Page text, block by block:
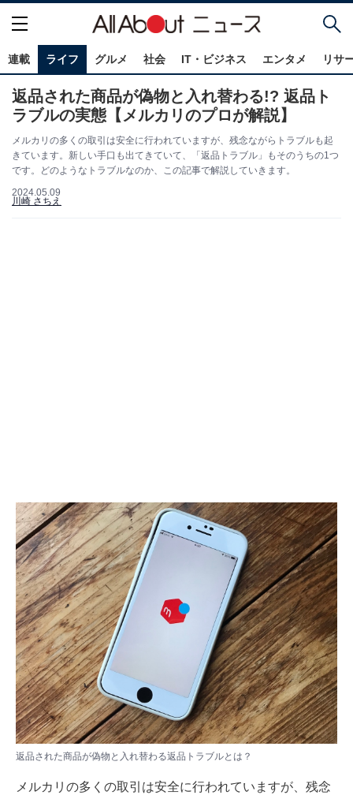
連載 ライフ グルメ 社会 IT・ビジネス エンタメ リサ
返品された商品が偽物と入れ替わる!? 返品ト
ラブルの実態【メルカリのプロが解説】
メルカリの多くの取引は安全に行われていますが、残念ながらトラブルも起
きています。新しい手口も出てきていて、「返品トラブル」もそのうちの1つ
です。どのようなトラブルなのか、この記事で解説していきます。
2024.05.09
川崎 さちえ
返品された商品が偽物と入れ替わる返品トラブルとは？
メルカリの多くの取引は安全に行われていますが、残念